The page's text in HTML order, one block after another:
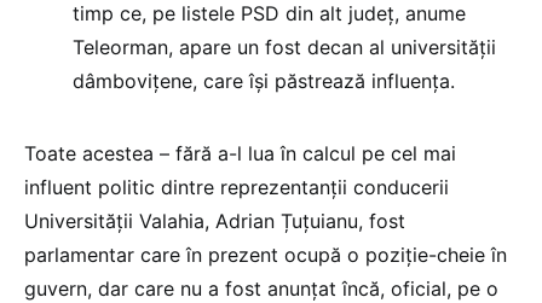
timp ce, pe listele PSD din alt județ, anume
Teleorman, apare un fost decan al universității
dâmbovițene, care își păstrează influența.
Toate acestea – fără a-l lua în calcul pe cel mai
influent politic dintre reprezentanții conducerii
Universității Valahia, Adrian Țuțuianu, fost
parlamentar care în prezent ocupă o poziție-cheie în
guvern, dar care nu a fost anunțat încă, oficial, pe o